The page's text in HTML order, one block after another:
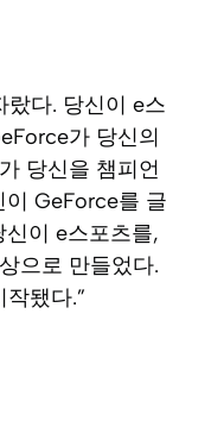
랐다. 당신이 e스
가 당신의
당신을 챔피언
이 GeForce를 글
이 e스포츠를,
으로 만들었다.
됐다.”